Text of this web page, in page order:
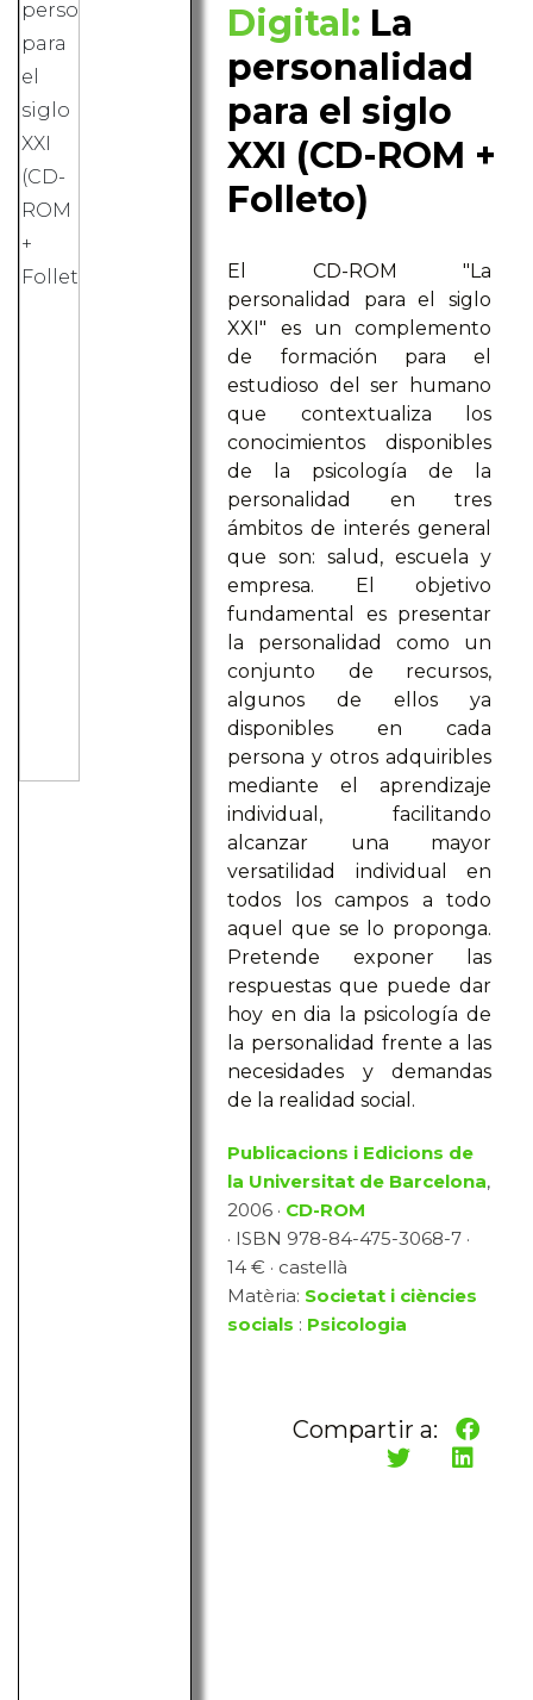
Digital: La
personalidad
para el siglo
XXI (CD-ROM +
Folleto)
El CD-ROM "La
personalidad para el siglo
XXI" es un complemento
de formación para el
estudioso del ser humano
que contextualiza los
conocimientos disponibles
de la psicología de la
personalidad en tres
ámbitos de interés general
que son: salud, escuela y
empresa. El objetivo
fundamental es presentar
la personalidad como un
conjunto de recursos,
algunos de ellos ya
disponibles en cada
persona y otros adquiribles
mediante el aprendizaje
individual, facilitando
alcanzar una mayor
versatilidad individual en
todos los campos a todo
aquel que se lo proponga.
Pretende exponer las
respuestas que puede dar
hoy en dia la psicología de
la personalidad frente a las
necesidades y demandas
de la realidad social.
Publicacions i Edicions de
la Universitat de Barcelona,
2006 · CD-ROM
· ISBN 978-84-475-3068-7 ·
14 € · castellà
Matèria: Societat i ciències
socials : Psicologia
Compartir a: